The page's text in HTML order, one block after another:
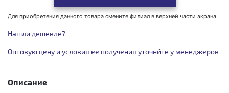
Для приобретения данного товара смените филиал в верхней части экрана
Нашли дешевле?
Оптовую цену и условия ее получения уточнйте у менеджеров
Описание